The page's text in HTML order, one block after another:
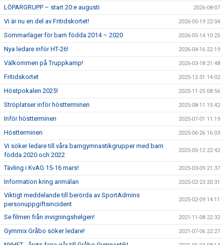
LÖPARGRUPP – start 20:e augusti 2026-08-07
Vi är nu en del av Fritidskortet! 2026-05-19 22:04
Sommarläger för barn födda 2014 – 2020 2026-05-14 10:25
Nya ledare inför HT-26! 2026-04-16 22:19
Välkommen på Truppkamp! 2026-03-18 21:48
Fritidskortet 2025-12-31 14:02
Höstpokalen 2025! 2025-11-25 08:56
Ströplatser inför höstterminen 2025-08-11 15:42
Inför höstterminen 2025-07-01 11:19
Höstterminen 2025-06-26 16:03
Vi söker ledare till våra barngymnastikgrupper med barn
födda 2020 och 2022
2025-05-12 22:42
Tävling i KvAG 15-16 mars! 2025-03-09 21:37
Information kring anmälan 2025-02-23 20:31
Viktigt meddelande till berörda av SportAdmins
personuppgiftsincident
2025-02-09 14:11
Se filmen från invigningshelgen! 2021-11-08 22:32
Gymmix Gråbo söker ledare! 2021-07-06 22:27